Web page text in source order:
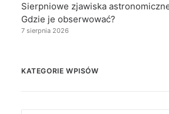
Sierpniowe zjawiska
Gdzie je obserwować?
7 sierpnia 2026
KATEGORIE WPISÓW